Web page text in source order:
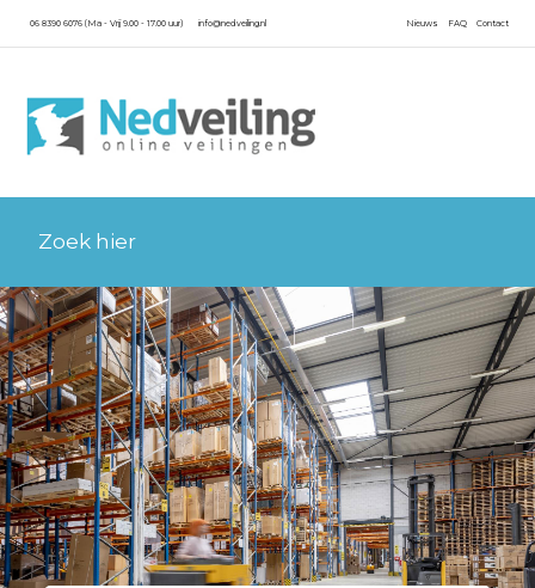
06 8390 6076 (Ma - Vrij 9.00 - 17.00 uur) info@nedveiling.nl Contact
FAQ
Nieuws